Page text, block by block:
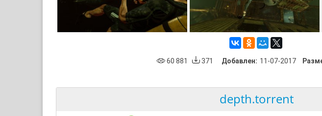
60 881 371 Добавлен: 11-07-2017
depth.torrent